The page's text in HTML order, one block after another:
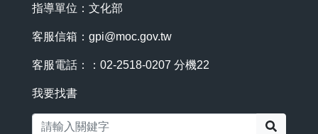
指導單位：文化部
客服信箱： gpi@moc.gov.tw
客服電話：：02-2518-0207 分機22
我要找書